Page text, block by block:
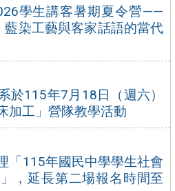
學生講客暑期夏令營——
藍染工藝與客家話語的當代
於115年7月18日（週六）
加工」營隊教學活動
「115年國民中學學生社會
，延長第二場報名時間至